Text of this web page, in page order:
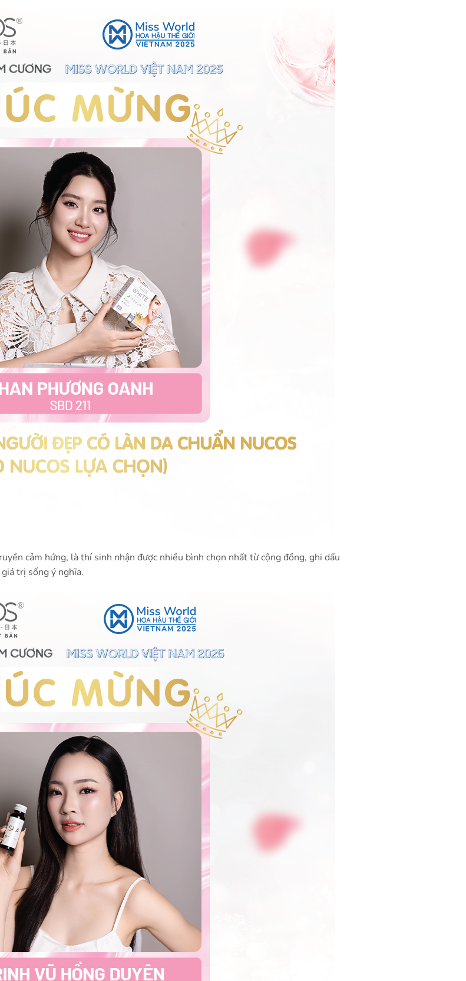
cảm hứng, là thí sinh nhận được nhiều bình chọn nhất từ cộng đồng, ghi dấu
trị sống ý nghĩa.